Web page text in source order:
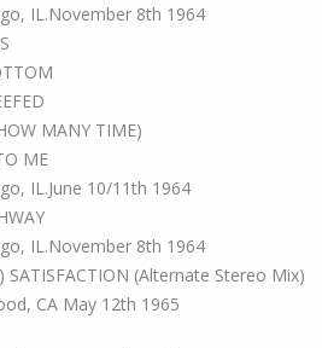
IL.November 8th 1964
MANY TIME)
ME
IL.June 10/11th 1964
IL.November 8th 1964
SATISFACTION (Alternate Stereo Mix)
CA May 12th 1965